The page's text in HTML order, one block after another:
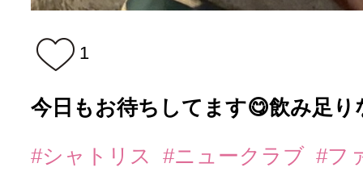
1
今日もお待ちしてます😋飲み足り
#シャトリス #ニュークラブ #フ